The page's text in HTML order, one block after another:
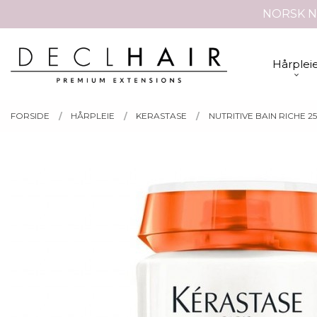
til
NORSK
PRODUKTER
FORSIDE HÅRPLEIE KERASTASE NUTRITIVE BAIN RICHE